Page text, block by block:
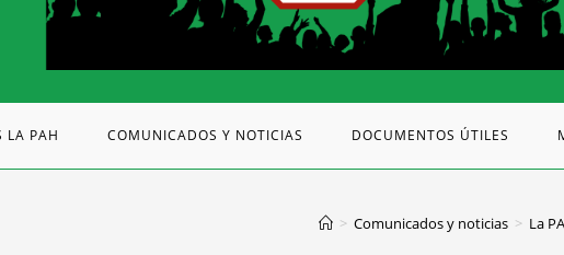
LA PAH COMUNICADOS Y NOTICIAS DOCUMENTOS ÚTILES
> Comunicados y noticias > La